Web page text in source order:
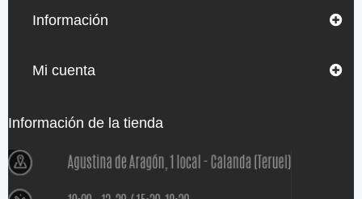
Información
Mi cuenta
Información de la tienda